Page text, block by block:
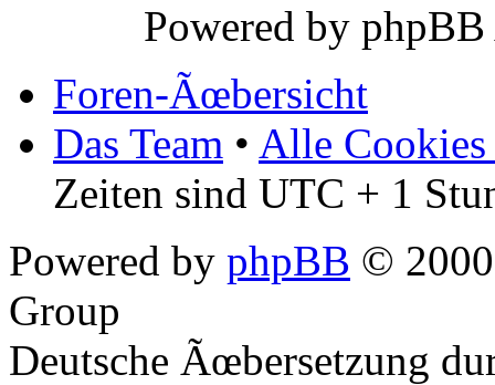
Powered by
Foren-Ãœbersicht
Das Team • Alle Cookies
Zeiten sind UTC + 1
Powered by phpBB ©
Group
Deutsche Ãœbersetzung